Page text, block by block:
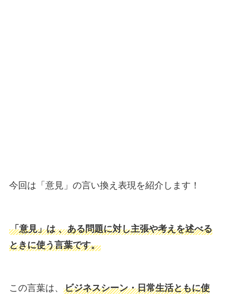
今回は「意見」の言い換え表現を紹介します！
「意見」は 、ある問題に対し主張や考えを述べる
ときに使う言葉です。
この言葉は、 ビジネスシーン・日常生活ともに使